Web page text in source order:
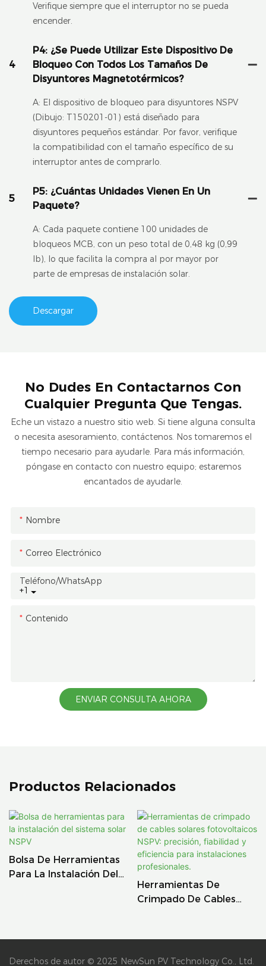
Verifique siempre que el interruptor no se pueda
encender.
4
P4: ¿Se Puede Utilizar Este Dispositivo De
Bloqueo Con Todos Los Tamaños De
Disyuntores Magnetotérmicos?
A: El dispositivo de bloqueo para disyuntores NSPV
(Dibujo: T150201-01) está diseñado para
disyuntores pequeños estándar. Por favor, verifique
la compatibilidad con el tamaño específico de su
interruptor antes de comprarlo.
5
P5: ¿Cuántas Unidades Vienen En Un
Paquete?
A: Cada paquete contiene 100 unidades de
bloqueos MCB, con un peso total de 0,48 kg (0,99
lb), lo que facilita la compra al por mayor por
parte de empresas de instalación solar.
Descargar
No Dudes En Contactarnos Con
Cualquier Pregunta Que Tengas.
Eche un vistazo a nuestro sitio web. Si tiene alguna consulta
o necesita asesoramiento, contáctenos. Nos tomaremos el
tiempo necesario para ayudarle. Para más información,
póngase en contacto con nuestro equipo; estaremos
encantados de ayudarle.
Nombre
Correo Electrónico
+1
Teléfono/WhatsApp
Contenido
ENVIAR CONSULTA AHORA
Productos Relacionados
Bolsa De Herramientas
Para La Instalación Del
Herramientas De
Crimpado De Cables
Fiabilidad Y Eficiencia
Para Instalaciones
Derechos de autor © 2025 NewSun PV Technology Co., Ltd.